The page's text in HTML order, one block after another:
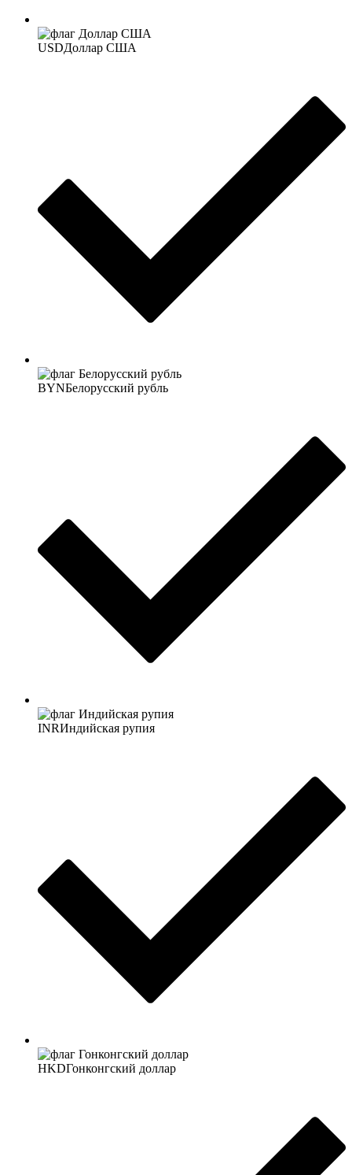
USDДоллар США
BYNБелорусский рубль
INRИндийская рупия
HKDГонконгский доллар